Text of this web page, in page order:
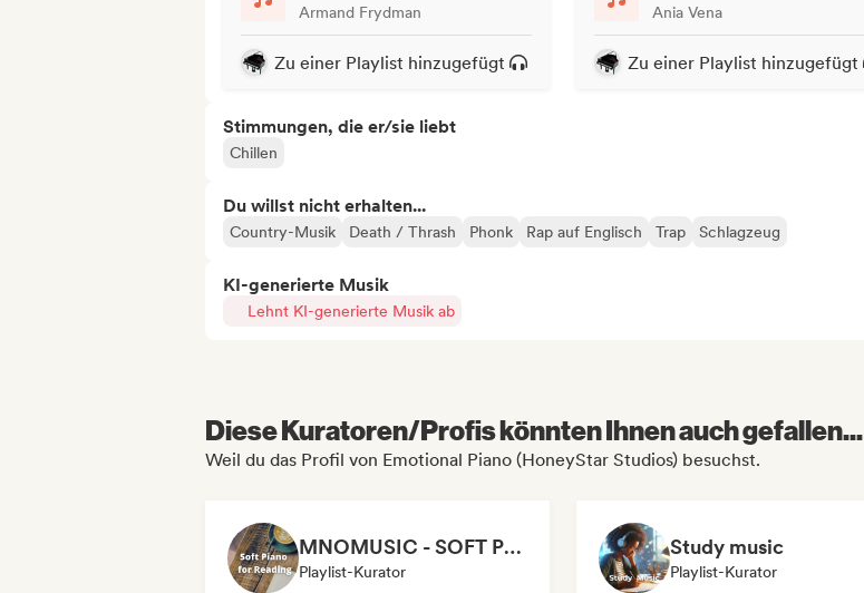
Armand Frydman
Zu einer Playlist hinzugefügt
Ania Vena
Zu einer Playlist hinzugefügt
Stimmungen, die er/sie liebt
Chillen
Du willst nicht erhalten...
Country-Musik Death / Thrash Phonk Rap auf Englisch Trap Schlagzeug
KI-generierte Musik
Lehnt KI-generierte Musik ab
Diese Kuratoren/Profis könnten Ihnen auch gefallen...
Weil du das Profil von Emotional Piano (HoneyStar Studios) besuchst.
MNOMUSIC - SOFT PIANO and NEO-CLASSICAL
Playlist-Kurator
Study music
Playlist-Kurator